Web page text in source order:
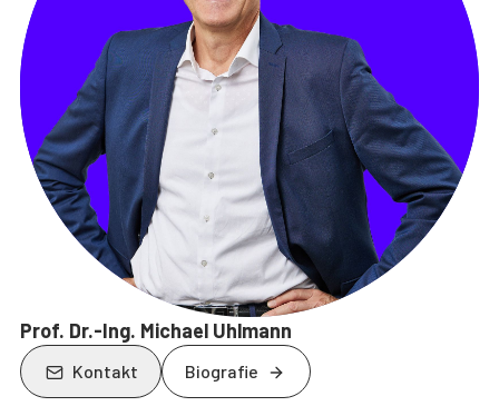
Prof. Dr.-Ing. Michael Uhlmann
Kontakt Biografie